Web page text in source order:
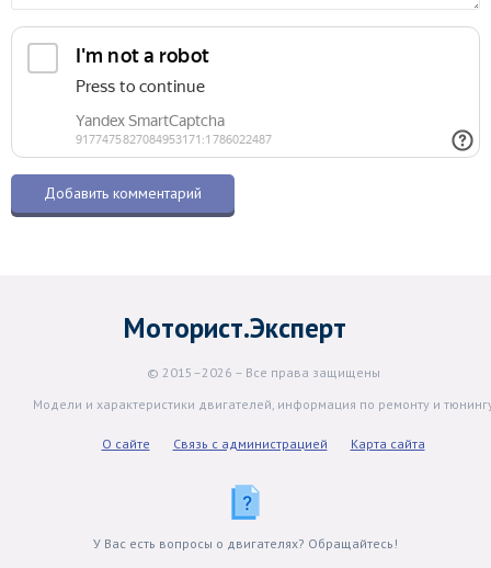
Моторист.Эксперт
© 2015–2026 – Все права защищены
Модели и характеристики двигателей, информация по ремонту и
О сайте Связь с администрацией Карта сайта
У Вас есть вопросы о двигателях? Обращайтесь!